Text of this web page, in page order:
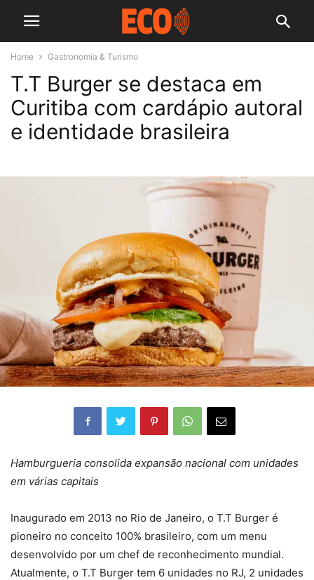
Home Gastronomia & Turismo
T.T Burger se destaca em
Curitiba com cardápio autoral
e identidade brasileira
Hamburgueria consolida expansão nacional com unidades
em várias capitais
Inaugurado em 2013 no Rio de Janeiro, o T.T Burger é
pioneiro no conceito 100% brasileiro, com um menu
desenvolvido por um chef de reconhecimento mundial.
Atualmente, o T.T Burger tem 6 unidades no RJ, 2 unidades